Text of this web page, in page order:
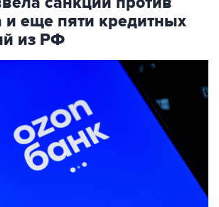
и еще пяти кредитных
из РФ